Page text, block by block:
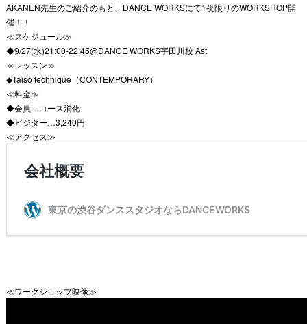
AKANEN先生のご紹介のもと、DANCE WORKSにて1夜限りのWORKSHOP開
催！！
≪スケジュール≫
◆9/27(水)21:00-22:45@DANCE WORKS宇田川校 Ast
≪レッスン≫
◆Taiso technique（CONTEMPORARY）
≪料金≫
◆会員…コース消化
◆ビジター…3,240円
≪アクセス≫
≪ワークショップ映像≫